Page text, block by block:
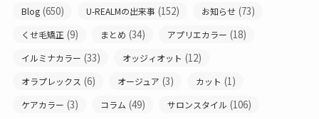
Blog (650) U-REALMの出来事 (152) お知らせ (73)
くせ毛矯正 (9) まとめ (34) アプリエカラー (18)
イルミナカラー (33) オッジィオット (12)
オラプレックス (6) オージュア (3) カット (1)
ケアカラー (3) コラム (49) サロンスタイル (106)